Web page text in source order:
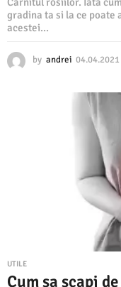
n
v
a
c
gradina ta si la ce poate
acestei...
by andrei 04.04.2021
UTILE
Cum sa scapi